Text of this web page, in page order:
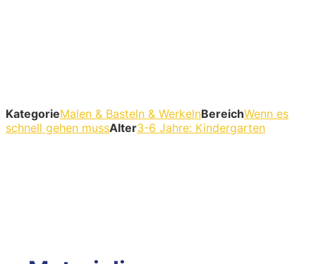
KategorieMalen & Basteln & WerkelnBereichWenn es
schnell gehen mussAlter3-6 Jahre: Kindergarten